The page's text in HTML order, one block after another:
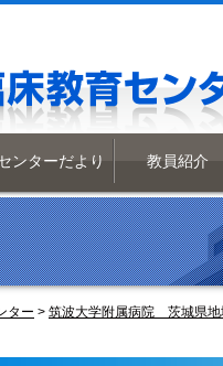
ンターだより 教員紹介
ター > 筑波大学附属病院 茨城県地